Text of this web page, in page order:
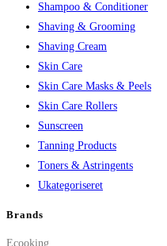
Shampoo & Conditioner
Shaving & Grooming
Shaving Cream
Skin Care
Skin Care Masks & Peels
Skin Care Rollers
Sunscreen
Tanning Products
Toners & Astringents
Ukategoriseret
Brands
Ecooking